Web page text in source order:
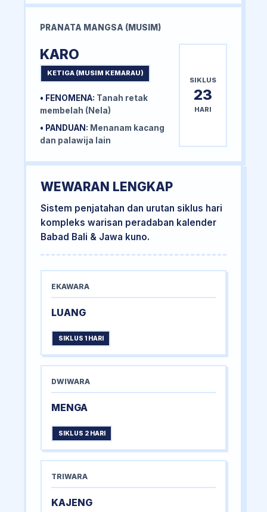
PRANATA MANGSA (MUSIM)
KARO
KETIGA (MUSIM KEMARAU)
• FENOMENA: Tanah retak
membelah (Nela)
• PANDUAN: Menanam kacang
dan palawija lain
SIKLUS
23
HARI
WEWARAN LENGKAP
Sistem penjatahan dan urutan siklus hari
kompleks warisan peradaban kalender
Babad Bali & Jawa kuno.
EKAWARA
LUANG
SIKLUS 1 HARI
DWIWARA
MENGA
SIKLUS 2 HARI
TRIWARA
KAJENG